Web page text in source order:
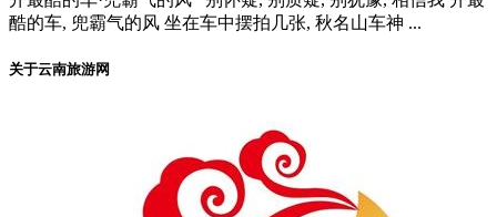
酷的车, 兜霸气的风 坐在车中摆拍几张, 秋名山车神 ...
关于云南旅游网